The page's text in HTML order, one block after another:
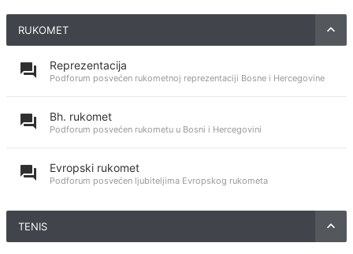
RUKOMET
Reprezentacija
Podforum posvećen rukometnoj reprezentaciji Bosne i Hercegovine
Bh. rukomet
Podforum posvećen rukometu u Bosni i Hercegovini
Evropski rukomet
Podforum posvećen ljubiteljima Evropskog rukometa
TENIS